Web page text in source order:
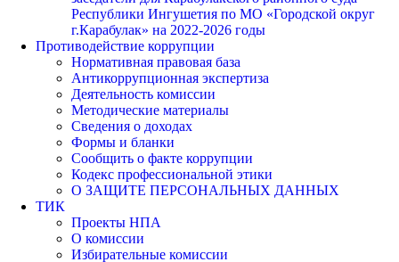
Республики Ингушетия по МО «Городской округ
г.Карабулак» на 2022-2026 годы
Противодействие коррупции
Нормативная правовая база
Антикоррупционная экспертиза
Деятельность комиссии
Методические материалы
Сведения о доходах
Формы и бланки
Сообщить о факте коррупции
Кодекс профессиональной этики
О ЗАЩИТЕ ПЕРСОНАЛЬНЫХ ДАННЫХ
ТИК
Проекты НПА
О комиссии
Избирательные комиссии